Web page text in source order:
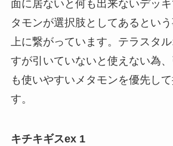
面に居ないと何も出来ないデッ
タモンが選択肢としてあるとい
上に繋がっています。テラスタ
すが引いていないと使えない為
も使いやすいメタモンを優先し
す。
キチキギスex 1